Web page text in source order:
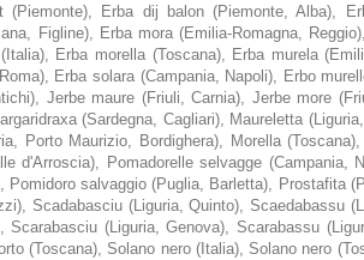
Erba dij balon (Piemonte, Alba),
Figline), Erba mora (Emilia-Romagna,
Erba morella (Toscana), Erba murela
Erba solara (Campania, Napoli), Erbo
Jerbe maure (Friuli, Carnia), Jerbe more
(Sardegna, Cagliari), Maureletta
Porto Maurizio, Bordighera), Morella
d'Arroscia), Pomadorelle selvagge (Campania,
Pomidoro salvaggio (Puglia, Barletta), Prostafita
Scadabasciu (Liguria, Quinto), Scaedabassu
Scarabasciu (Liguria, Genova), Scarabassu
(Toscana), Solano nero (Italia), Solano nero